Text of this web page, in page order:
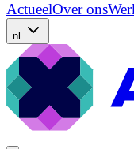
ActueelOver ons
nl